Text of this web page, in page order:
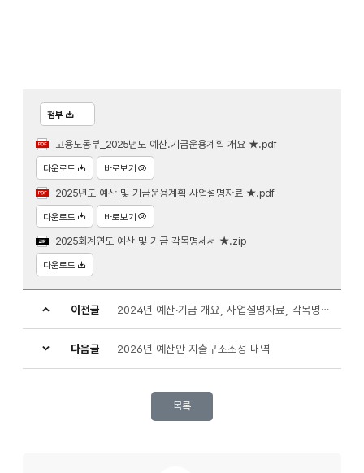
첨부
고용노동부_2025년도 예산.기금운용계획 개요 ★.pdf
다운로드 바로보기
2025년도 예산 및 기금운용계획 사업설명자료 ★.pdf
다운로드 바로보기
2025회계연도 예산 및 기금 각목명세서 ★.zip
다운로드
이전글 2024년 예산·기금 개요, 사업설명자료, 각목명세서
다음글 2026년 예산안 지출구조조정 내역
목록